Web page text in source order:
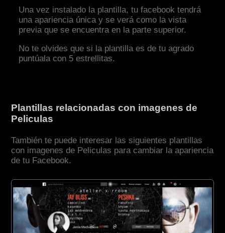
Una vez instalado la plantilla, tu facebook tendrá
una apariencia única y se verá como la vista
previa que se encuentra en la parte superior.
No te olvides que si la plantilla es de tu agrado
puntúala con 5 estrellitas.
Plantillas relacionadas con imagenes de
Peliculas
También te puede interesar las siguientes plantillas
con imagenes de Peliculas para cambiar la apariencia
de tu Facebook.